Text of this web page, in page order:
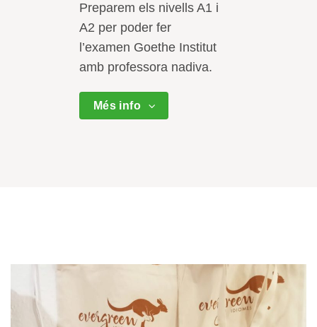
Preparem els nivells A1 i
A2 per poder fer
l’examen Goethe Institut
amb professora nadiva.
Més info